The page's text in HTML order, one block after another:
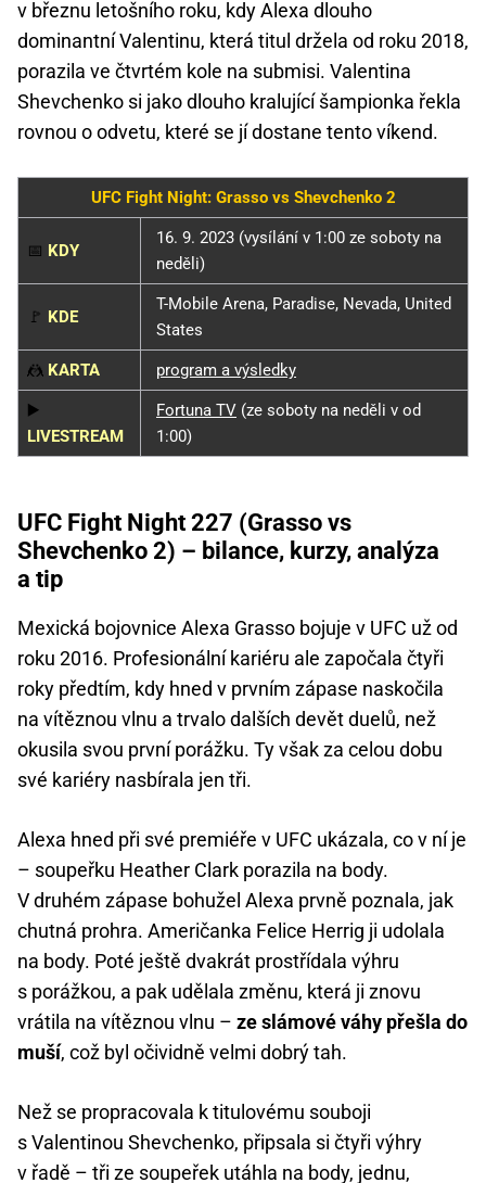
v březnu letošního roku, kdy Alexa dlouho
dominantní Valentinu, která titul držela od roku 2018,
porazila ve čtvrtém kole na submisi. Valentina
Shevchenko si jako dlouho kralující šampionka řekla
rovnou o odvetu, které se jí dostane tento víkend.
UFC Fight Night: Grasso vs Shevchenko 2
📅 KDY
16. 9. 2023 (vysílání v 1:00 ze soboty na
neděli)
🚩 KDE
T-Mobile Arena, Paradise, Nevada, United
States
🤼 KARTA program a výsledky
▶️
LIVESTREAM
Fortuna TV (ze soboty na neděli v od
1:00)
UFC Fight Night 227 (Grasso vs
Shevchenko 2) – bilance, kurzy, analýza
a tip
Mexická bojovnice Alexa Grasso bojuje v UFC už od
roku 2016. Profesionální kariéru ale započala čtyři
roky předtím, kdy hned v prvním zápase naskočila
na vítěznou vlnu a trvalo dalších devět duelů, než
okusila svou první porážku. Ty však za celou dobu
své kariéry nasbírala jen tři.
Alexa hned při své premiéře v UFC ukázala, co v ní je
– soupeřku Heather Clark porazila na body.
V druhém zápase bohužel Alexa prvně poznala, jak
chutná prohra. Američanka Felice Herrig ji udolala
na body. Poté ještě dvakrát prostřídala výhru
s porážkou, a pak udělala změnu, která ji znovu
vrátila na vítěznou vlnu – ze slámové váhy přešla do
muší, což byl očividně velmi dobrý tah.
Než se propracovala k titulovému souboji
s Valentinou Shevchenko, připsala si čtyři výhry
v řadě – tři ze soupeřek utáhla na body, jednu,